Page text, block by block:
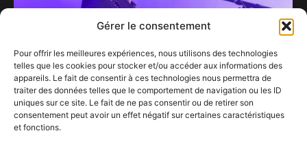
Gérer le consentement
Pour offrir les meilleures expériences, nous utilisons des technologies
telles que les cookies pour stocker et/ou accéder aux informations des
appareils. Le fait de consentir à ces technologies nous permettra de
traiter des données telles que le comportement de navigation ou les ID
uniques sur ce site. Le fait de ne pas consentir ou de retirer son
consentement peut avoir un effet négatif sur certaines caractéristiques
et fonctions.